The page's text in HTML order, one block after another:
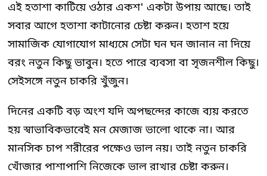
এই হতাশা কাটিয়ে ওঠার একশ' একটা উপায় আছে। তাই
সবার আগে হতাশা কাটানোর চেষ্টা করুন। হতাশ হয়ে
সামাজিক যোগাযোগ মাধ্যমে সেটা ঘন ঘন জানান না দিয়ে
বরং নতুন কিছু ভাবুন। হতে পারে ব্যবসা বা সৃজনশীল কিছু।
সেইসঙ্গে নতুন চাকরি খুঁজুন।
দিনের একটি বড় অংশ যদি অপছন্দের কাজে ব্যয় করতে
হয় স্বাভাবিকভাবেই মন মেজাজ ভালো থাকে না। আর
মানসিক চাপ শরীরের পক্ষেও ভাল নয়। তাই নতুন চাকরি
খোঁজার পাশাপাশি নিজেকে ভাল রাখার চেষ্টা করুন।